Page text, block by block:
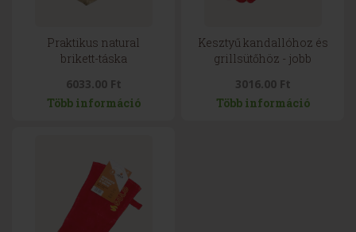
Praktikus natural
brikett-táska
6033.00 Ft
Több információ
Kesztyű kandallóhoz és
grillsütőhöz - jobb
3016.00 Ft
Több információ